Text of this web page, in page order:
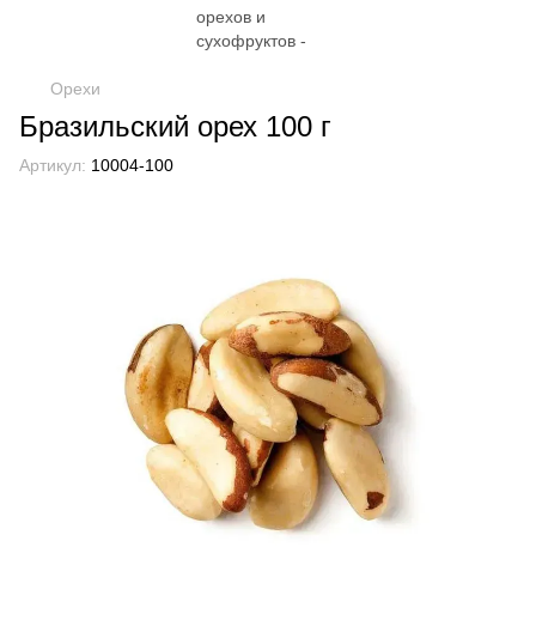
Орехи
Бразильский орех 100 г
Артикул: 10004-100